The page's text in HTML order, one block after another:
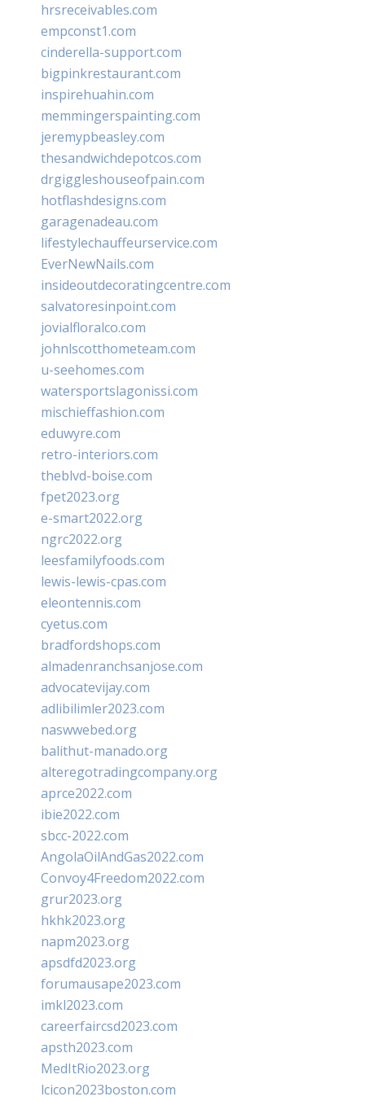
hrsreceivables.com
empconst1.com
cinderella-support.com
bigpinkrestaurant.com
inspirehuahin.com
memmingerspainting.com
jeremypbeasley.com
thesandwichdepotcos.com
drgiggleshouseofpain.com
hotflashdesigns.com
garagenadeau.com
lifestylechauffeurservice.com
EverNewNails.com
insideoutdecoratingcentre.com
salvatoresinpoint.com
jovialfloralco.com
johnlscotthometeam.com
u-seehomes.com
watersportslagonissi.com
mischieffashion.com
eduwyre.com
retro-interiors.com
theblvd-boise.com
fpet2023.org
e-smart2022.org
ngrc2022.org
leesfamilyfoods.com
lewis-lewis-cpas.com
eleontennis.com
cyetus.com
bradfordshops.com
almadenranchsanjose.com
advocatevijay.com
adlibilimler2023.com
naswwebed.org
balithut-manado.org
alteregotradingcompany.org
aprce2022.com
ibie2022.com
sbcc-2022.com
AngolaOilAndGas2022.com
Convoy4Freedom2022.com
grur2023.org
hkhk2023.org
napm2023.org
apsdfd2023.org
forumausape2023.com
imkl2023.com
careerfaircsd2023.com
apsth2023.com
MedItRio2023.org
lcicon2023boston.com